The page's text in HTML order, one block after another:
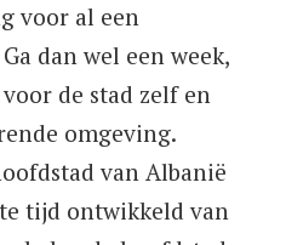
voor al een
dan wel een week,
de stad zelf en
omgeving.
van Albanië
tijd ontwikkeld van